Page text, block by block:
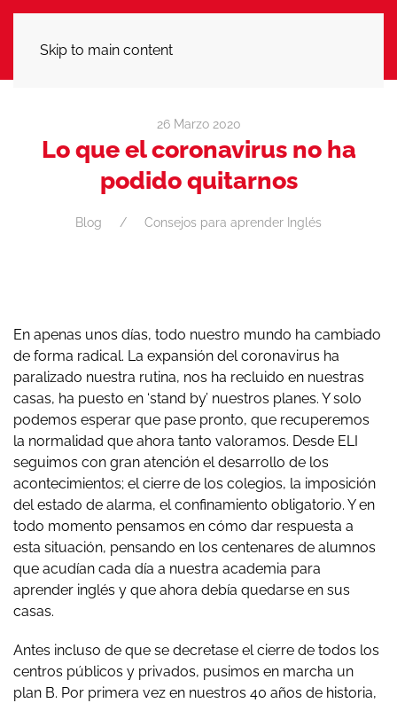
Skip to main content
26 Marzo 2020
Lo que el coronavirus no ha
podido quitarnos
Blog Consejos para aprender Inglés
En apenas unos días, todo nuestro mundo ha cambiado
de forma radical. La expansión del coronavirus ha
paralizado nuestra rutina, nos ha recluido en nuestras
casas, ha puesto en ‘stand by’ nuestros planes. Y solo
podemos esperar que pase pronto, que recuperemos
la normalidad que ahora tanto valoramos. Desde ELI
seguimos con gran atención el desarrollo de los
acontecimientos; el cierre de los colegios, la imposición
del estado de alarma, el confinamiento obligatorio. Y en
todo momento pensamos en cómo dar respuesta a
esta situación, pensando en los centenares de alumnos
que acudían cada día a nuestra academia para
aprender inglés y que ahora debía quedarse en sus
casas.
Antes incluso de que se decretase el cierre de todos los
centros públicos y privados, pusimos en marcha un
plan B. Por primera vez en nuestros 40 años de historia,